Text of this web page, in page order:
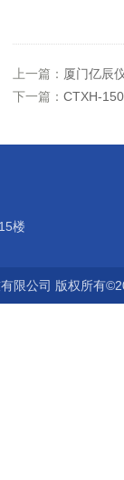
上一篇： 厦门亿辰
下一篇： CTXH-
楼
有限公司 版权所有